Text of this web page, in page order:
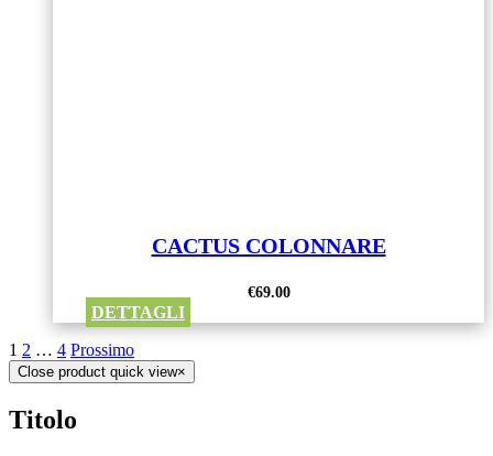
CACTUS COLONNARE
€69.00
DETTAGLI
1 2 … 4 Prossimo
Close product quick view×
Titolo